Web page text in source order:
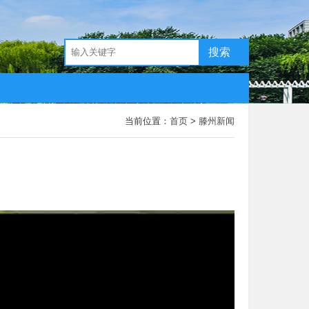
搜索
当前位置： 首页 > 滕州新闻